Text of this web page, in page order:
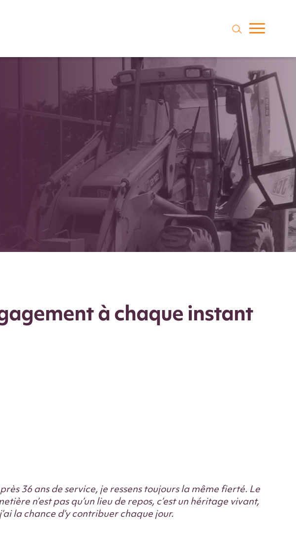
à chaque instant
36 ans de service, je ressens toujours la même fierté. Le
n’est pas qu’un lieu de repos, c’est un héritage vivant,
la chance d’y contribuer chaque jour.